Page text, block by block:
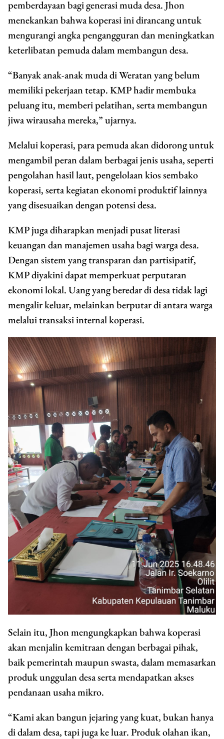
pemberdayaan bagi generasi muda desa. Jhon
menekankan bahwa koperasi ini dirancang untuk
mengurangi angka pengangguran dan meningkatkan
keterlibatan pemuda dalam membangun desa.
“Banyak anak-anak muda di Weratan yang belum
memiliki pekerjaan tetap. KMP hadir membuka
peluang itu, memberi pelatihan, serta membangun
jiwa wirausaha mereka,” ujarnya.
Melalui koperasi, para pemuda akan didorong untuk
mengambil peran dalam berbagai jenis usaha, seperti
pengolahan hasil laut, pengelolaan kios sembako
koperasi, serta kegiatan ekonomi produktif lainnya
yang disesuaikan dengan potensi desa.
KMP juga diharapkan menjadi pusat literasi
keuangan dan manajemen usaha bagi warga desa.
Dengan sistem yang transparan dan partisipatif,
KMP diyakini dapat memperkuat perputaran
ekonomi lokal. Uang yang beredar di desa tidak lagi
mengalir keluar, melainkan berputar di antara warga
melalui transaksi internal koperasi.
Selain itu, Jhon mengungkapkan bahwa koperasi
akan menjalin kemitraan dengan berbagai pihak,
baik pemerintah maupun swasta, dalam memasarkan
produk unggulan desa serta mendapatkan akses
pendanaan usaha mikro.
“Kami akan bangun jejaring yang kuat, bukan hanya
di dalam desa, tapi juga ke luar. Produk olahan ikan,